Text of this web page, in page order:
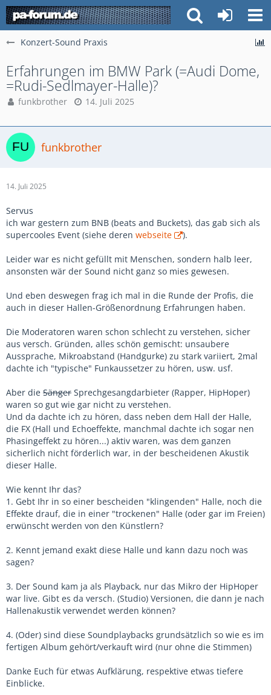
Konzert-Sound Praxis
Erfahrungen im BMW Park (=Audi Dome,
=Rudi-Sedlmayer-Halle)?
funkbrother 14. Juli 2025
funkbrother
14. Juli 2025
Servus
ich war gestern zum BNB (beats and Buckets), das gab sich als
supercooles Event (siehe deren webseite ).
Leider war es nicht gefüllt mit Menschen, sondern halb leer,
ansonsten wär der Sound nicht ganz so mies gewesen.
Und eben deswegen frag ich mal in die Runde der Profis, die
auch in dieser Hallen-Größenordnung Erfahrungen haben.
Die Moderatoren waren schon schlecht zu verstehen, sicher
aus versch. Gründen, alles schön gemischt: unsaubere
Aussprache, Mikroabstand (Handgurke) zu stark variiert, 2mal
dachte ich "typische" Funkaussetzer zu hören, usw. usf.
Aber die Sänger Sprechgesangdarbieter (Rapper, HipHoper)
waren so gut wie gar nicht zu verstehen.
Und da dachte ich zu hören, dass neben dem Hall der Halle,
die FX (Hall und Echoeffekte, manchmal dachte ich sogar nen
Phasingeffekt zu hören...) aktiv waren, was dem ganzen
sicherlich nicht förderlich war, in der bescheidenen Akustik
dieser Halle.
Wie kennt Ihr das?
1. Gebt Ihr in so einer bescheiden "klingenden" Halle, noch die
Effekte drauf, die in einer "trockenen" Halle (oder gar im Freien)
erwünscht werden von den Künstlern?
2. Kennt jemand exakt diese Halle und kann dazu noch was
sagen?
3. Der Sound kam ja als Playback, nur das Mikro der HipHoper
war live. Gibt es da versch. (Studio) Versionen, die dann je nach
Hallenakustik verwendet werden können?
4. (Oder) sind diese Soundplaybacks grundsätzlich so wie es im
fertigen Album gehört/verkauft wird (nur ohne die Stimmen)
Danke Euch für etwas Aufklärung, respektive etwas tiefere
Einblicke.